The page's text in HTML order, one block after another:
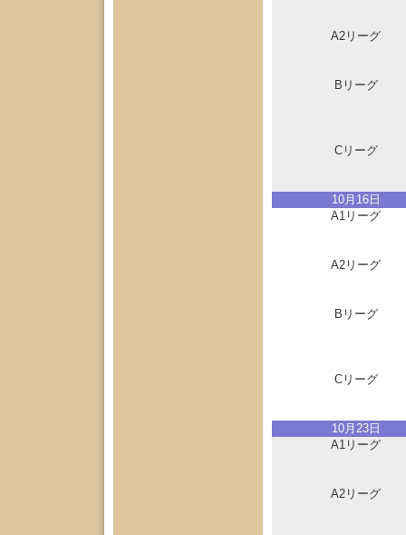
A2リーグ
Bリーグ
Cリーグ
10月16日
A1リーグ
A2リーグ
Bリーグ
Cリーグ
10月23日
A1リーグ
A2リーグ